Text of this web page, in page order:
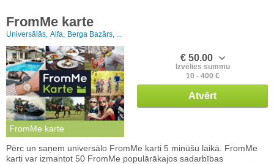
FromMe karte
Universālās, Alfa, Berga Bazārs, ...
FromMe karte
€ 50.00
Izvēlies summu
10 - 400 €
Atvērt
Pērc un saņem universālo FromMe karti 5 minūšu laikā. FromMe
karti var izmantot 50 FromMe populārākajos sadarbības